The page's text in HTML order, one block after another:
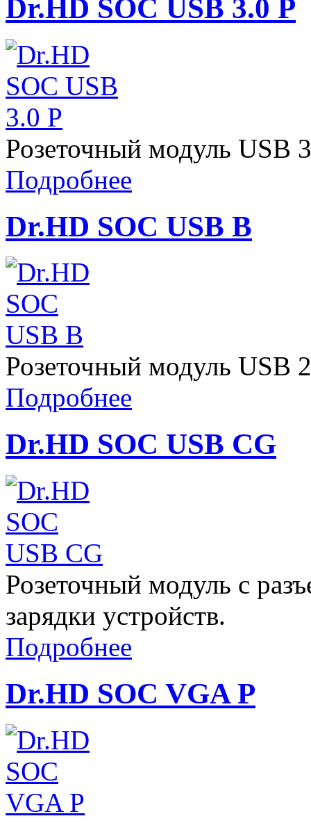
Dr.HD SOC USB 3.0 P
Розеточный модуль USB
Подробнее
Dr.HD SOC USB B
Розеточный модуль USB
Подробнее
Dr.HD SOC USB CG
Розеточный модуль с
зарядки устройств.
Подробнее
Dr.HD SOC VGA P